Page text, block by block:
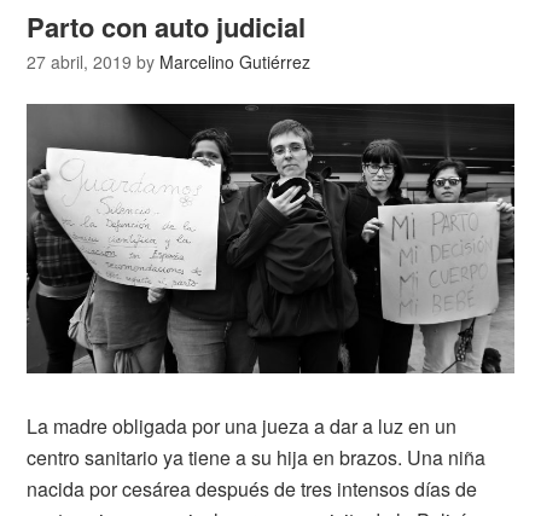
Parto con auto judicial
27 abril, 2019 by Marcelino Gutiérrez
La madre obligada por una jueza a dar a luz en un
centro sanitario ya tiene a su hija en brazos. Una niña
nacida por cesárea después de tres intensos días de